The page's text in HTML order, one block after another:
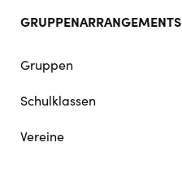
GRUPPENARRANGEMENTS
Gruppen
Schulklassen
Vereine